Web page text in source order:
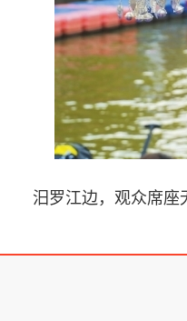
汨罗江边，观众席座